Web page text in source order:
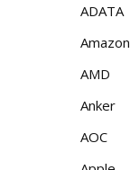
ADATA
Amazon
AMD
Anker
AOC